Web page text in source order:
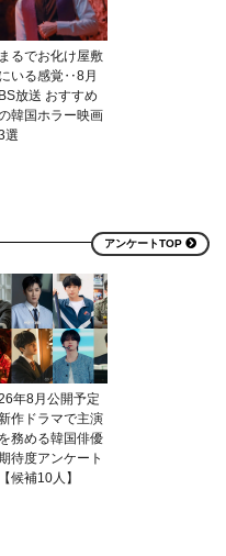
まるでお化け屋敷
にいる感覚‥8月
BS放送 おすすめ
韓国ホラー映画
選
アンケートTOP
年8月公開予定
作ドラマで主演
を務める韓国俳優
待度アンケート
【候補10人】